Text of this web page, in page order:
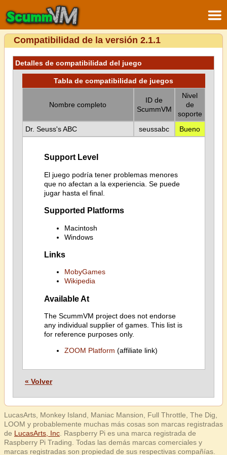
Compatibilidad de la versión 2.1.1
Detalles de compatibilidad del juego
Tabla de compatibilidad de juegos
Nombre completo
ID de
ScummVM
Nivel
de
soporte
Dr. Seuss's ABC
seussabc Bueno
Support Level
El juego podría tener problemas menores
que no afectan a la experiencia. Se puede
jugar hasta el final.
Supported Platforms
Macintosh
Windows
Links
MobyGames
Wikipedia
Available At
The ScummVM project does not endorse
any individual supplier of games. This list is
for reference purposes only.
ZOOM Platform (affiliate link)
« Volver
LucasArts, Monkey Island, Maniac Mansion, Full Throttle, The Dig,
LOOM y probablemente muchas más cosas son marcas registradas
de LucasArts, Inc . Raspberry Pi es una marca registrada de
Raspberry Pi Trading. Todas las demás marcas comerciales y
marcas registradas son propiedad de sus respectivas compañías.